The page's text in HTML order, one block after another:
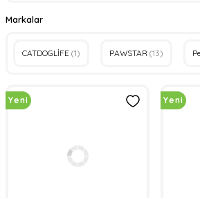
Markalar
CATDOGLİFE (1) PAWSTAR (13)
Yeni Yeni